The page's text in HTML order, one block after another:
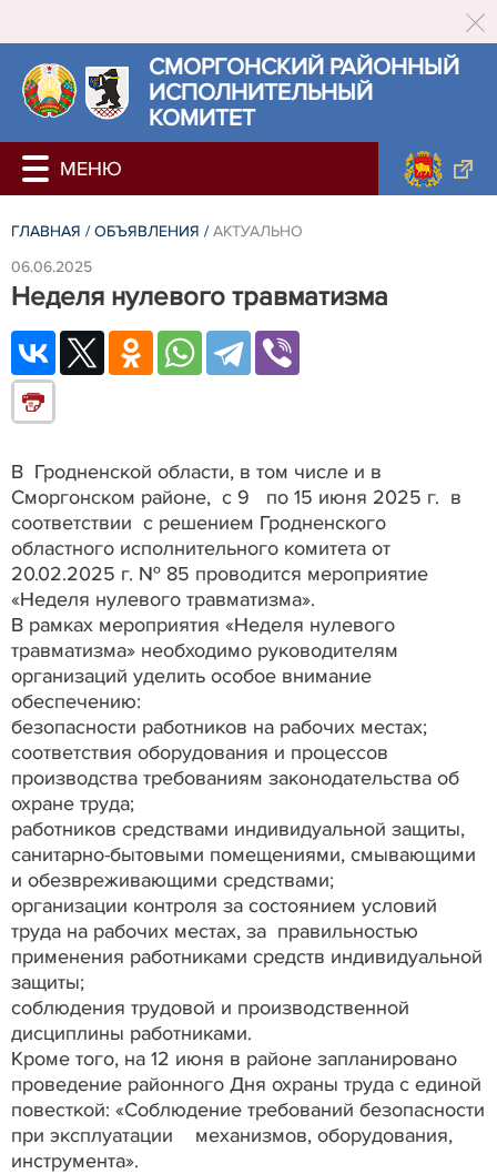
СМОРГОНСКИЙ РАЙОННЫЙ
ИСПОЛНИТЕЛЬНЫЙ
КОМИТЕТ
ГЛАВНАЯ / ОБЪЯВЛЕНИЯ / АКТУАЛЬНО
06.06.2025
Неделя нулевого травматизма
В Гродненской области, в том числе и в
Сморгонском районе, с 9 по 15 июня 2025 г. в
соответствии с решением Гродненского
областного исполнительного комитета от
20.02.2025 г. № 85 проводится мероприятие
«Неделя нулевого травматизма».
В рамках мероприятия «Неделя нулевого
травматизма» необходимо руководителям
организаций уделить особое внимание
обеспечению:
безопасности работников на рабочих местах;
соответствия оборудования и процессов
производства требованиям законодательства об
охране труда;
работников средствами индивидуальной защиты,
санитарно-бытовыми помещениями, смывающими
и обезвреживающими средствами;
организации контроля за состоянием условий
труда на рабочих местах, за правильностью
применения работниками средств индивидуальной
защиты;
соблюдения трудовой и производственной
дисциплины работниками.
Кроме того, на 12 июня в районе запланировано
проведение районного Дня охраны труда с единой
повесткой: «Соблюдение требований безопасности
при эксплуатации механизмов, оборудования,
инструмента».